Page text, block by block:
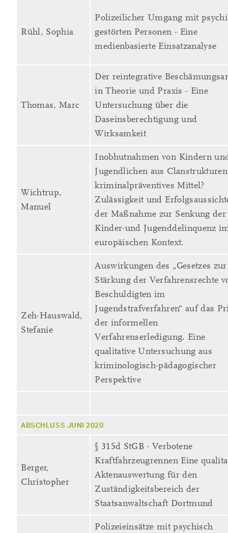
Rühl, Sophia
Polizeilicher Umgang mit
gestörten Personen - Eine
medienbasierte Einsatzanalyse
Thomas, Marc
Der reintegrative
in Theorie und Praxis - Eine
Untersuchung über die
Daseinsberechtigung und
Wirksamkeit
Wichtrup,
Manuel
Inobhutnahmen von Kindern
Jugendlichen aus
kriminalpräventives Mittel?
Zulässigkeit und
der Maßnahme zur Senkung der
Kinder-und Jugenddelinquenz
europäischen Kontext.
Zeh-Hauswald,
Stefanie
Auswirkungen des „Gesetzes zur
Stärkung der Verfahrensrechte
Beschuldigten im
Jugendstrafverfahren“ auf das
der informellen
Verfahrenserledigung. Eine
qualitative Untersuchung aus
kriminologisch-pädagogischer
Perspektive
ABSCHLUSS JUNI 2020
Berger,
Christopher
§ 315d StGB - Verbotene
Kraftfahrzeugrennen Eine
Aktenauswertung für den
Zuständigkeitsbereich der
Staatsanwaltschaft Dortmund
Polizeieinsätze mit psychisch